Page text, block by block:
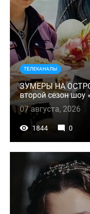
ТЕЛЕКАНАЛЫ
ЗУМЕРЫ НА
второй сезон шоу
07 августа, 2026
1844 0